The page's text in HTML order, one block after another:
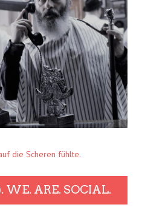
die Scheren fühlte.
WE. ARE. SOCIAL.